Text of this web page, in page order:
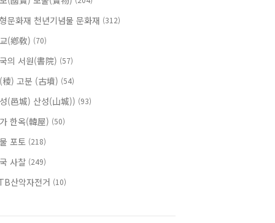
문화재 천년기념물 문화재 (312)
(鄕敎) (70)
의 서원(書院) (57)
稜) 고분 (古墳) (54)
(邑城) 산성(山城)) (93)
한옥(韓屋) (50)
포토 (218)
사찰 (249)
산악자전거 (10)